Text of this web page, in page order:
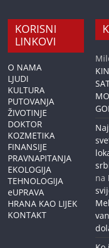
KORISNI
LINKOVI
O NAMA
LJUDI
KULTURA
PUTOVANJA
ŽIVOTINJE
DOKTOR
KOZMETIKA
FINANSIJE
PRAVNAPITANJA
EKOLOGIJA
TEHNOLOGIJA
eUPRAVA
HRANA KAO LIJEK
KONTAKT
na